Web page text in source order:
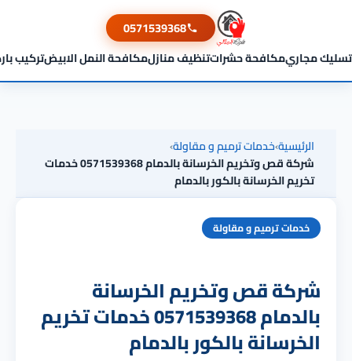
تسليك مجاريمكافحة حشراتتنظيف منازلمكافحة النمل الابيضتركيب
0571539368
الرئيسية›خدمات ترميم و مقاولة›
شركة قص وتخريم الخرسانة بالدمام 0571539368 خدمات
تخريم الخرسانة بالكور بالدمام
خدمات ترميم و مقاولة
شركة قص وتخريم الخرسانة
بالدمام 0571539368 خدمات تخريم
الخرسانة بالكور بالدمام